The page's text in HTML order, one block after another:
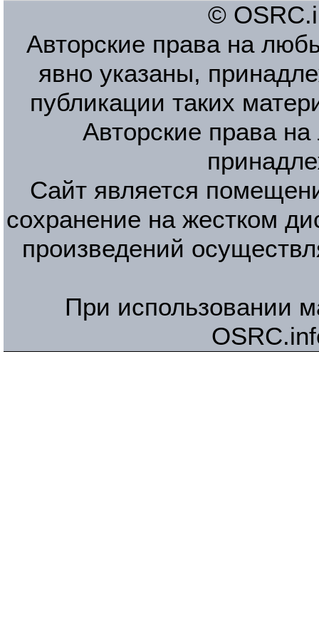
©
Авторские права на
явно указаны,
публикации таких
Авторские права
Сайт является
сохранение на жестком
произведений
При использовании